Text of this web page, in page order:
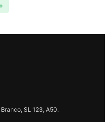
SL 123, A50.